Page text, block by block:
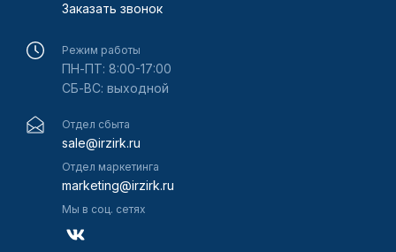
Заказать звонок
Режим работы
ПН-ПТ: 8:00-17:00
СБ-ВС: выходной
Отдел сбыта
sale@irzirk.ru
Отдел маркетинга
marketing@irzirk.ru
Мы в соц. сетях